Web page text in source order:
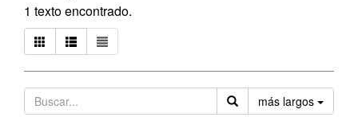
1 texto encontrado.
más largos